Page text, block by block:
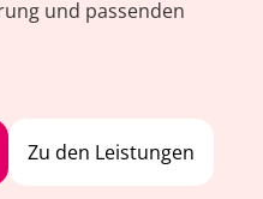
und passenden
Zu den Leistungen